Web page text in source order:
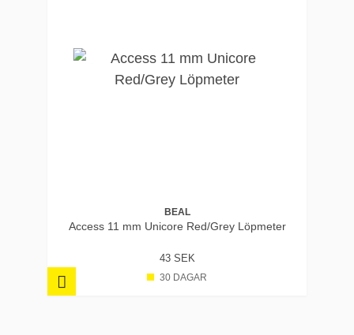
BEAL
Access 11 mm Unicore Red/Grey Löpmeter
43 SEK
30 DAGAR